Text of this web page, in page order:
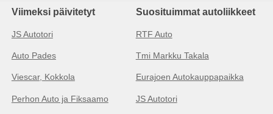
Viimeksi päivitetyt
JS Autotori
Auto Pades
Viescar, Kokkola
Perhon Auto ja Fiksaamo
Suosituimmat autoliikkeet
RTF Auto
Tmi Markku Takala
Eurajoen Autokauppapaikka
JS Autotori